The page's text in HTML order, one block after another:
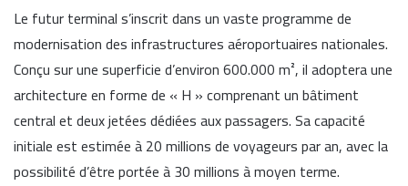
Le futur terminal s’inscrit dans un vaste programme de
modernisation des infrastructures aéroportuaires nationales.
Conçu sur une superficie d’environ 600.000 m², il adoptera une
architecture en forme de « H » comprenant un bâtiment
central et deux jetées dédiées aux passagers. Sa capacité
initiale est estimée à 20 millions de voyageurs par an, avec la
possibilité d’être portée à 30 millions à moyen terme.